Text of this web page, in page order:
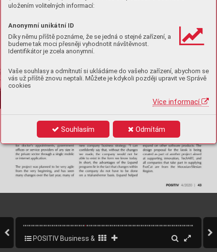
uložením volitelných informací:
Anonymní unikátní ID
Díky němu příště poznáme, že se jedná o stejné zařízení, a
budeme tak moci přesněji vyhodnotit návštěvnost.
Identifikátor je zcela anonymní.
Vaše souhlasy a odmítnutí si ukládáme do vašeho zařízení, abychom se
vás už příště znovu neptali. Můžete je kdykoli později upravit ve Správě
cookies
Více informací
Souhlasím Odmítám
POSITIV Business & Style 4/2020